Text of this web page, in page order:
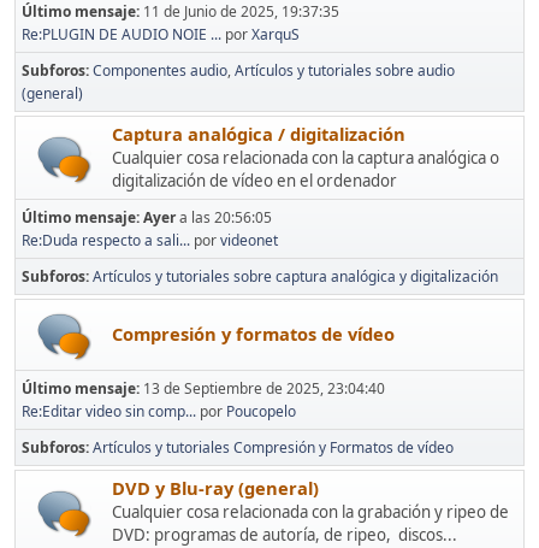
Último mensaje: 11 de Junio de 2025, 19:37:35
Re:PLUGIN DE AUDIO NOIE ... porXarquS
Subforos Componentes audio Artículos y tutoriales sobre audio
(general)
Captura analógica / digitalización
Cualquier cosa relacionada con la captura analógica o
digitalización de vídeo en el ordenador
Último mensaje:Ayera las 20:56:05
Re:Duda respecto a sali... porvideonet
Subforos Artículos y tutoriales sobre captura analógica y digitalización
Compresión y formatos de vídeo
Último mensaje: 13 de Septiembre de 2025, 23:04:40
Re:Editar video sin comp... por Poucopelo
Subforos Artículos y tutoriales Compresión y Formatos de vídeo
DVD y Blu-ray (general)
Cualquier cosa relacionada con la grabación y ripeo de
DVD: programas de autoría, de ripeo, discos...